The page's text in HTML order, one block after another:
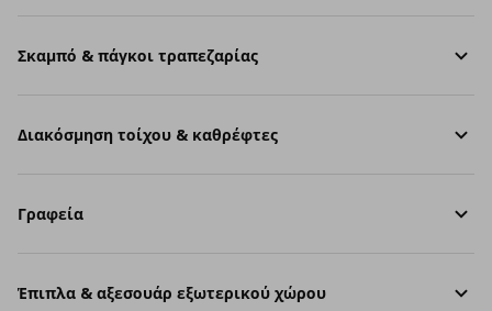
Σκαμπό & πάγκοι τραπεζαρίας
Διακόσμηση τοίχου & καθρέφτες
Γραφεία
Έπιπλα & αξεσουάρ εξωτερικού χώρου